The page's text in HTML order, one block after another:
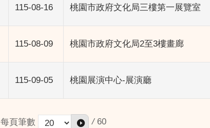
115-08-16 桃園市政府文化局三樓第一展覽室
115-08-09 桃園市政府文化局2至3樓畫廊
115-09-05 桃園展演中心-展演廳
每頁筆數 / 60